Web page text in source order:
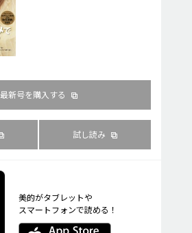
最新号を購入する
試し読み
美的がタブレットや
スマートフォンで読める！